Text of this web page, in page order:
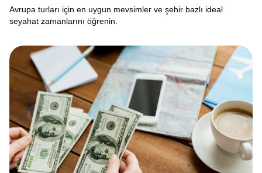
Avrupa turları için en uygun mevsimler ve şehir bazlı ideal
seyahat zamanlarını öğrenin.